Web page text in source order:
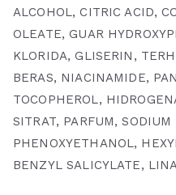
ALCOHOL, CITRIC ACID,
OLEATE, GUAR
KLORIDA, GLISERIN,
BERAS, NIACINAMIDE,
TOCOPHEROL,
SITRAT, PARFUM,
PHENOXYETHANOL,
BENZYL SALICYLATE,